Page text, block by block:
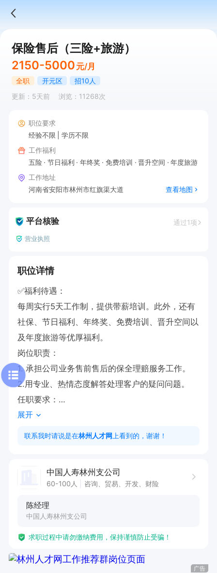
保险售后（三险+旅游）
2150-5000 元/月
全职 开元区
招10人
更新：5天前
浏览：11268次
职位要求
经验不限
学历不限
工作福利
五险
节日福利 年终奖 免费培训 晋升空间
年度旅游
工作地址
河南省安阳市林州市红旗渠大道
查看地图
平台核验 通过1项
营业执照
职位详情
✅福利待遇：
每周实行5天工作制，提供带薪培训。此外，还有
社保、节日福利、年终奖、免费培训、晋升空间以
及年度旅游等优厚福利。
岗位职责：
1. 承担公司业务售前售后的保全理赔服务工作。
2.用专业、热情态度解答处理客户的疑问问题。
任职要求：
1. 具备客服相关工作经验者优先考虑。
工作时间：
展开
联系我时请说是在林州人才网 上看到的，谢谢！
中国人寿林州支公司
60-100人 咨询、贸易、开发、财险
陈经理
中国人寿林州支公司
求职过程中请勿缴纳费用，保持谨慎防止受骗！
广告